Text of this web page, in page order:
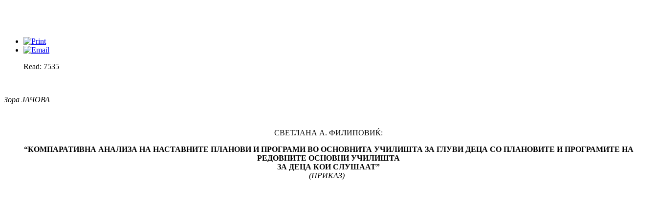
Read: 7535
Зора ЈАЧОВА
СВЕТЛАНА А. ФИЛИПОВИЌ:
“КОМПАРАТИВНА АНАЛИЗА НА НАСТАВНИТЕ ПЛАНОВИ И ПРОГРАМИ ВО ОСНОВНИТА УЧИЛИШТА ЗА ГЛУВИ ДЕЦА СО ПЛАНОВИТЕ И ПРОГРАМИТЕ НА
РЕДОВНИТЕ ОСНОВНИ УЧИЛИШТА
ЗА ДЕЦА КОИ СЛУШААТ”
(ПРИКАЗ)